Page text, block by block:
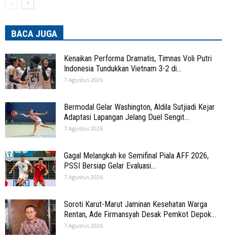
BACA JUGA
Kenaikan Performa Dramatis, Timnas Voli Putri
Indonesia Tundukkan Vietnam 3-2 di...
7 Agustus 2026
Bermodal Gelar Washington, Aldila Sutjiadi Kejar
Adaptasi Lapangan Jelang Duel Sengit...
7 Agustus 2026
Gagal Melangkah ke Semifinal Piala AFF 2026,
PSSI Bersiap Gelar Evaluasi...
7 Agustus 2026
Soroti Karut-Marut Jaminan Kesehatan Warga
Rentan, Ade Firmansyah Desak Pemkot Depok...
7 Agustus 2026